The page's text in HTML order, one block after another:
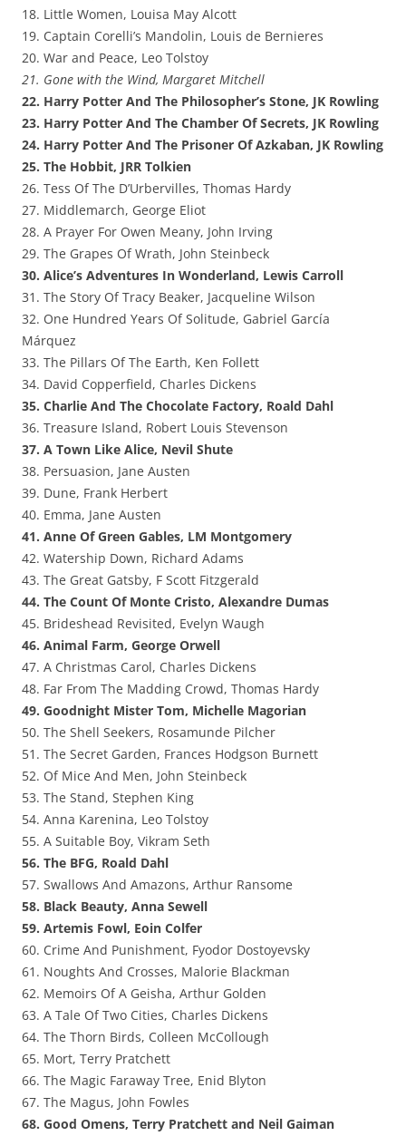
18. Little Women, Louisa May Alcott
19. Captain Corelli’s Mandolin, Louis de Bernieres
20. War and Peace, Leo Tolstoy
21. Gone with the Wind, Margaret Mitchell
22. Harry Potter And The Philosopher’s Stone, JK Rowling
23. Harry Potter And The Chamber Of Secrets, JK Rowling
24. Harry Potter And The Prisoner Of Azkaban, JK Rowling
25. The Hobbit, JRR Tolkien
26. Tess Of The D’Urbervilles, Thomas Hardy
27. Middlemarch, George Eliot
28. A Prayer For Owen Meany, John Irving
29. The Grapes Of Wrath, John Steinbeck
30. Alice’s Adventures In Wonderland, Lewis Carroll
31. The Story Of Tracy Beaker, Jacqueline Wilson
32. One Hundred Years Of Solitude, Gabriel García
Márquez
33. The Pillars Of The Earth, Ken Follett
34. David Copperfield, Charles Dickens
35. Charlie And The Chocolate Factory, Roald Dahl
36. Treasure Island, Robert Louis Stevenson
37. A Town Like Alice, Nevil Shute
38. Persuasion, Jane Austen
39. Dune, Frank Herbert
40. Emma, Jane Austen
41. Anne Of Green Gables, LM Montgomery
42. Watership Down, Richard Adams
43. The Great Gatsby, F Scott Fitzgerald
44. The Count Of Monte Cristo, Alexandre Dumas
45. Brideshead Revisited, Evelyn Waugh
46. Animal Farm, George Orwell
47. A Christmas Carol, Charles Dickens
48. Far From The Madding Crowd, Thomas Hardy
49. Goodnight Mister Tom, Michelle Magorian
50. The Shell Seekers, Rosamunde Pilcher
51. The Secret Garden, Frances Hodgson Burnett
52. Of Mice And Men, John Steinbeck
53. The Stand, Stephen King
54. Anna Karenina, Leo Tolstoy
55. A Suitable Boy, Vikram Seth
56. The BFG, Roald Dahl
57. Swallows And Amazons, Arthur Ransome
58. Black Beauty, Anna Sewell
59. Artemis Fowl, Eoin Colfer
60. Crime And Punishment, Fyodor Dostoyevsky
61. Noughts And Crosses, Malorie Blackman
62. Memoirs Of A Geisha, Arthur Golden
63. A Tale Of Two Cities, Charles Dickens
64. The Thorn Birds, Colleen McCollough
65. Mort, Terry Pratchett
66. The Magic Faraway Tree, Enid Blyton
67. The Magus, John Fowles
68. Good Omens, Terry Pratchett and Neil Gaiman